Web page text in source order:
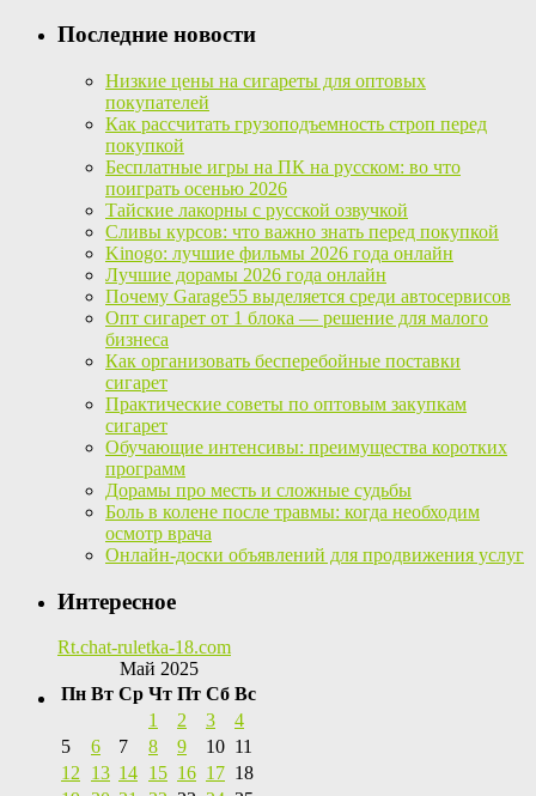
Последние новости
Низкие цены на сигареты для оптовых
покупателей
Как рассчитать грузоподъемность строп перед
покупкой
Бесплатные игры на ПК на русском: во что
поиграть осенью 2026
Тайские лакорны с русской озвучкой
Сливы курсов: что важно знать перед покупкой
Kinogo: лучшие фильмы 2026 года онлайн
Лучшие дорамы 2026 года онлайн
Почему Garage55 выделяется среди автосервисов
Опт сигарет от 1 блока — решение для малого
бизнеса
Как организовать бесперебойные поставки
сигарет
Практические советы по оптовым закупкам
сигарет
Обучающие интенсивы: преимущества коротких
программ
Дорамы про месть и сложные судьбы
Боль в колене после травмы: когда необходим
осмотр врача
Онлайн-доски объявлений для продвижения услуг
Интересное
Rt.chat-ruletka-18.com
Май 2025
Пн Вт Ср Чт Пт Сб Вс
1
2 3
4
5
6 7 8 9 10 11
12
13 14 15 16 17 18